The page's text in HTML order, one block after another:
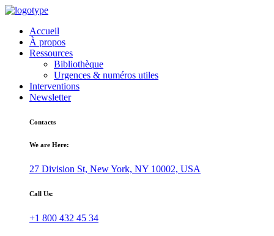
Accueil
À propos
Ressources
Bibliothèque
Urgences & numéros utiles
Interventions
Newsletter
Contacts
We are Here:
27 Division St, New York, NY 10002, USA
Call Us:
+1 800 432 45 34